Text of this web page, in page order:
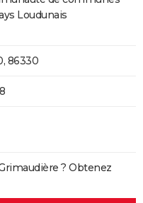
Loudunais
86330
? Obtenez